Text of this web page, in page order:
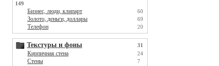
149
Бизнес, люди, клипарт 60
Золото, деньги, доллары 69
Телефон 20
Текстуры и фоны 31
Кирпичная стена 24
Стены 7